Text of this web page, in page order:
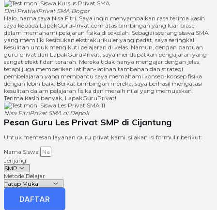
Dini PratiwiPrivat SMA Bogor
Halo, nama saya Nisa Fitri. Saya ingin menyampaikan rasa terima kasih
saya kepada LapakGuruPrivat.com atas bimbingan yang luar biasa
dalam memahami pelajaran fisika di sekolah. Sebagai seorang siswa SMA
yang memiliki kesibukan ekstrakurikuler yang padat, saya seringkali
kesulitan untuk mengikuti pelajaran di kelas. Namun, dengan bantuan
guru privat dari LapakGuruPrivat, saya mendapatkan pengajaran yang
sangat efektif dan terarah. Mereka tidak hanya mengajar dengan jelas,
tetapi juga memberikan latihan-latihan tambahan dan strategi
pembelajaran yang membantu saya memahami konsep-konsep fisika
dengan lebih baik. Berkat bimbingan mereka, saya berhasil mengatasi
kesulitan dalam pelajaran fisika dan meraih nilai yang memuaskan.
Terima kasih banyak, LapakGuruPrivat!
Nisa FitriPrivat SMA di Depok
Pesan Guru Les Privat SMP di Cijantung
Untuk memesan layanan guru privat kami, silakan isi formulir berikut:
Nama Siswa
Jenjang
Metode Belajar
DAFTAR